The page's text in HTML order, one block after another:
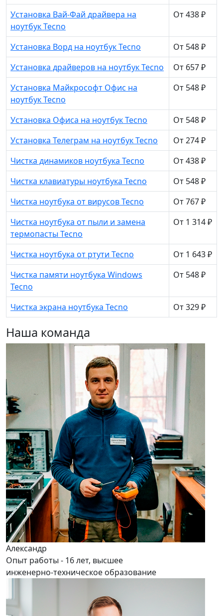
Установка Вай-Фай драйвера на
ноутбук Tecno
От 438 ₽
Установка Ворд на ноутбук Tecno
От 548 ₽
Установка драйверов на ноутбук Tecno
От 657 ₽
Установка Майкрософт Офис на
ноутбук Tecno
От 548 ₽
Установка Офиса на ноутбук Tecno
От 548 ₽
Установка Телеграм на ноутбук Tecno
От 274 ₽
Чистка динамиков ноутбука Tecno
От 438 ₽
Чистка клавиатуры ноутбука Tecno
От 548 ₽
Чистка ноутбука от вирусов Tecno
От 767 ₽
Чистка ноутбука от пыли и замена
термопасты Tecno
От 1 314 ₽
Чистка ноутбука от ртути Tecno
От 1 643 ₽
Чистка памяти ноутбука Windows
Tecno
От 548 ₽
Чистка экрана ноутбука Tecno От 329 ₽
Наша команда
Александр
Опыт работы - 16 лет, высшее
инженерно-техническое образование